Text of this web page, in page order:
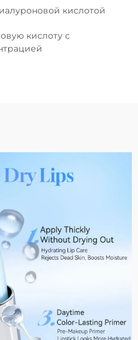
кислотой
кислоту с